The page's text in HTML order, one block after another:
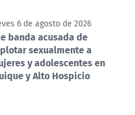
6 de agosto de 2026
banda acusada de
sexualmente a
y adolescentes en
y Alto Hospicio